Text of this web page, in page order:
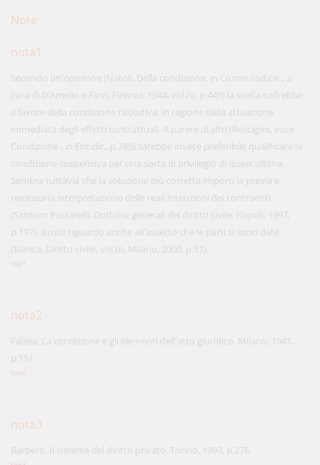
Note
nota1
Secondo un'opinione (Natoli, Della condizione, in Comm.cod.civ., a
cura di D'Amelio e Finzi, Firenze, 1944, vol.IV, p.445) la scelta cadrebbe
a favore della condizione risolutiva, in ragione della attuazione
immediata degli effetti contrattuali. A parere di altri (Rescigno, voce
Condizione , in Enc.dir., p.785) sarebbe invece preferibile qualificare la
condizione sospensiva per una sorta di privilegio di quest'ultima.
Sembra tuttavia che la soluzione più corretta importi la previa e
necessaria interpretazione delle reali intenzioni dei contraenti
(Santoro Passarelli, Dottrine generali del diritto civile, Napoli, 1997,
p.197), avuto riguardo anche all'assetto che le parti si sono date
(Bianca, Diritto civile, vol.III, Milano, 2000, p.51).
top1
nota2
Falzea, La condizione e gli elementi dell'atto giuridico, Milano, 1941,
p.151.
top2
nota3
Barbero, Il sistema del diritto privato, Torino, 1993, p.276.